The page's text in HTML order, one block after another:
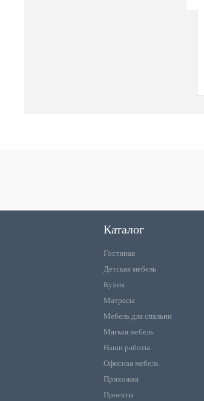
Каталог
Гостиная
Детская мебель
Кухня
Матрасы
Мебель для спальни
Мягкая мебель
Наши работы
Офисная мебель
Прихожая
Проекты